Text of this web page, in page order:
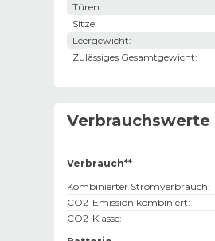
Türen:
Sitze:
Leergewicht:
Zulässiges Gesamtgewicht:
Verbrauchswerte
Verbrauch**
Kombinierter Stromverbrauch:
CO2-Emission kombiniert:
CO2-Klasse: